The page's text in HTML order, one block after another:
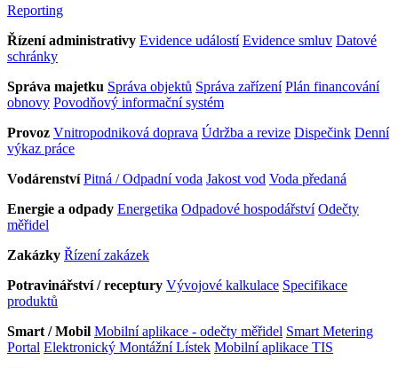
Reporting
Řízení administrativy Evidence událostí Evidence smluv Datové
schránky
Správa majetku Správa objektů Správa zařízení Plán financování
obnovy Povodňový informační systém
Provoz Vnitropodniková doprava Údržba a revize Dispečink Denní
výkaz práce
Vodárenství Pitná / Odpadní voda Jakost vod Voda předaná
Energie a odpady Energetika Odpadové hospodářství Odečty
měřidel
Zakázky Řízení zakázek
Potravinářství / receptury Vývojové kalkulace Specifikace
produktů
Smart / Mobil Mobilní aplikace - odečty měřidel Smart Metering
Portal Elektronický Montážní Lístek Mobilní aplikace TIS